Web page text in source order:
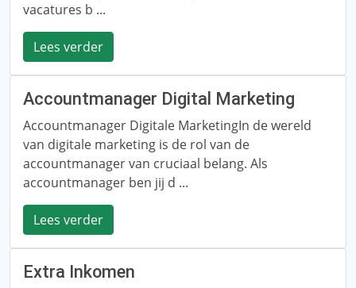
vacatures b ...
Lees verder
Accountmanager Digital Marketing
Accountmanager Digitale MarketingIn de wereld
van digitale marketing is de rol van de
accountmanager van cruciaal belang. Als
accountmanager ben jij d ...
Lees verder
Extra Inkomen